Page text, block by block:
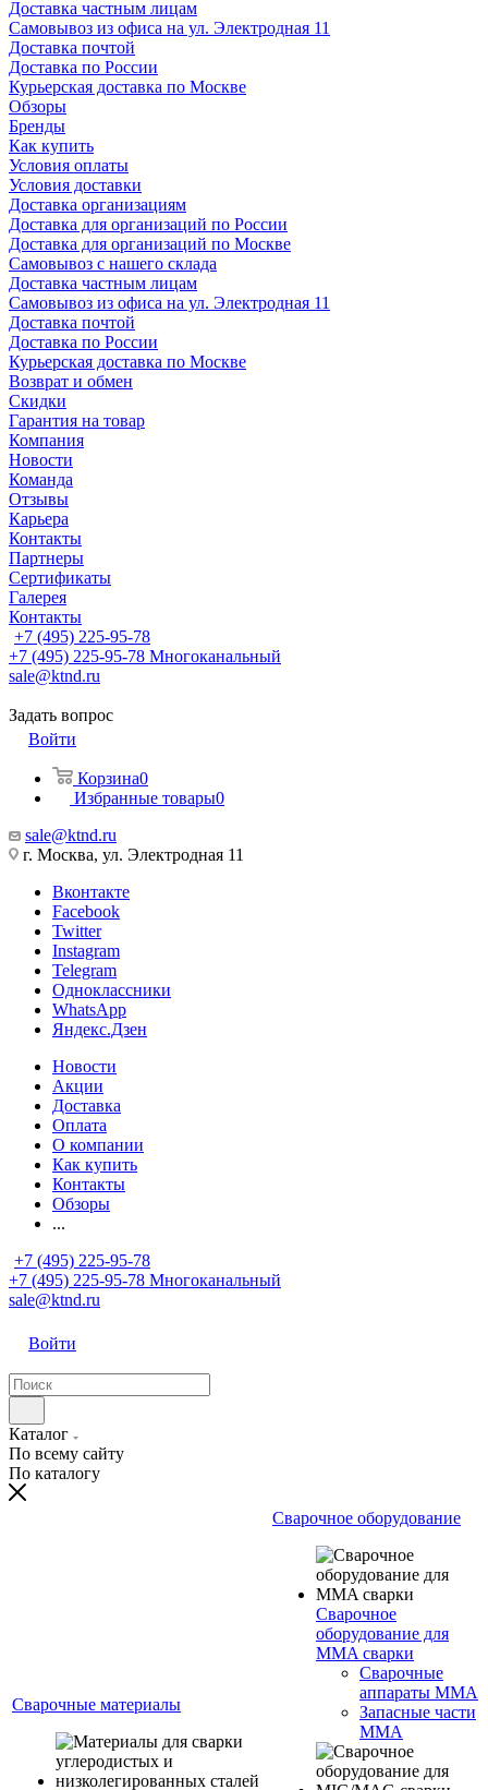
Доставка частным лицам
Самовывоз из офиса на ул. Электродная 11
Доставка почтой
Доставка по России
Курьерская доставка по Москве
Обзоры
Бренды
Как купить
Условия оплаты
Условия доставки
Доставка организациям
Доставка для организаций по России
Доставка для организаций по Москве
Самовывоз с нашего склада
Доставка частным лицам
Самовывоз из офиса на ул. Электродная 11
Доставка почтой
Доставка по России
Курьерская доставка по Москве
Возврат и обмен
Скидки
Гарантия на товар
Компания
Новости
Команда
Отзывы
Карьера
Контакты
Партнеры
Сертификаты
Галерея
Контакты
+7 (495) 225-95-78
+7 (495) 225-95-78 Многоканальный
sale@ktnd.ru
Задать вопрос
Войти
Корзина0
Избранные товары0
sale@ktnd.ru
г. Москва, ул. Электродная 11
Вконтакте
Facebook
Twitter
Instagram
Telegram
Одноклассники
WhatsApp
Яндекс.Дзен
Новости
Акции
Доставка
Оплата
О компании
Как купить
Контакты
Обзоры
...
+7 (495) 225-95-78
+7 (495) 225-95-78 Многоканальный
sale@ktnd.ru
Войти
Каталог
По всему сайту
По каталогу
Сварочные материалы
Сварочное оборудование
Сварочное
оборудование для
MMA сварки
Сварочные
аппараты MMA
Запасные части
MMA